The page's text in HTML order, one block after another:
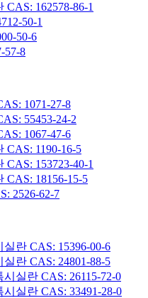
162578-86-1
50-1
50-6
57-8
1071-27-8
55453-24-2
1067-47-6
1190-16-5
153723-40-1
18156-15-5
2526-62-7
란 CAS: 15396-00-6
란 CAS: 24801-88-5
실란 CAS: 26115-72-0
실란 CAS: 33491-28-0